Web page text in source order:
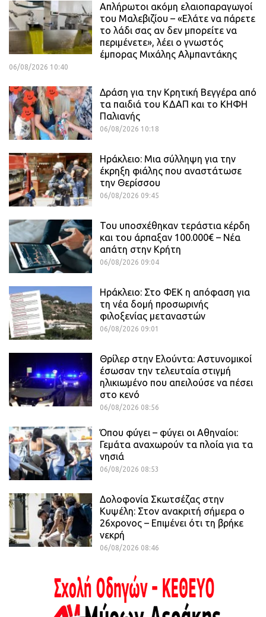
Απλήρωτοι ακόμη ελαιοπαραγωγοί
του Μαλεβιζίου – «Ελάτε να πάρετε
το λάδι σας αν δεν μπορείτε να
περιμένετε», λέει ο γνωστός
έμπορας Μιχάλης Αλμπαντάκης
06/08/2026 10:40
Δράση για την Κρητική Βεγγέρα από
τα παιδιά του ΚΔΑΠ και το ΚΗΦΗ
Παλιανής
06/08/2026 10:18
Ηράκλειο: Μια σύλληψη για την
έκρηξη φιάλης που αναστάτωσε
την Θερίσσου
06/08/2026 09:45
Του υποσχέθηκαν τεράστια κέρδη
και του άρπαξαν 100.000€ – Νέα
απάτη στην Κρήτη
06/08/2026 09:04
Ηράκλειο: Στο ΦΕΚ η απόφαση για
τη νέα δομή προσωρινής
φιλοξενίας μεταναστών
06/08/2026 09:01
Θρίλερ στην Ελούντα: Αστυνομικοί
έσωσαν την τελευταία στιγμή
ηλικιωμένο που απειλούσε να πέσει
στο κενό
06/08/2026 08:56
Όπου φύγει – φύγει οι Αθηναίοι:
Γεμάτα αναχωρούν τα πλοία για τα
νησιά
06/08/2026 08:53
Δολοφονία Σκωτσέζας στην
Κυψέλη: Στον ανακριτή σήμερα ο
26χρονος – Επιμένει ότι τη βρήκε
νεκρή
06/08/2026 08:46